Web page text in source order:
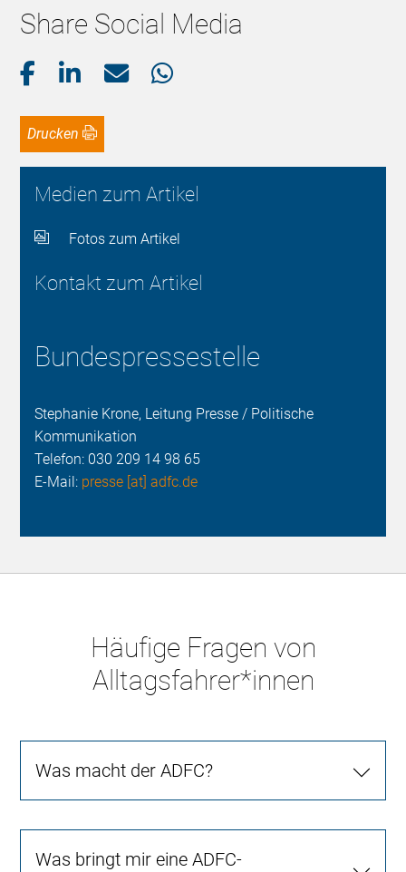
Share Social Media
Drucken
Medien zum Artikel
Fotos zum Artikel
Kontakt zum Artikel
Bundespressestelle
Stephanie Krone, Leitung Presse / Politische
Kommunikation
Telefon: 030 209 14 98 65
E-Mail: presse [at] adfc.de
Häufige Fragen von
Alltagsfahrer*innen
Was macht der ADFC?
Was bringt mir eine ADFC-